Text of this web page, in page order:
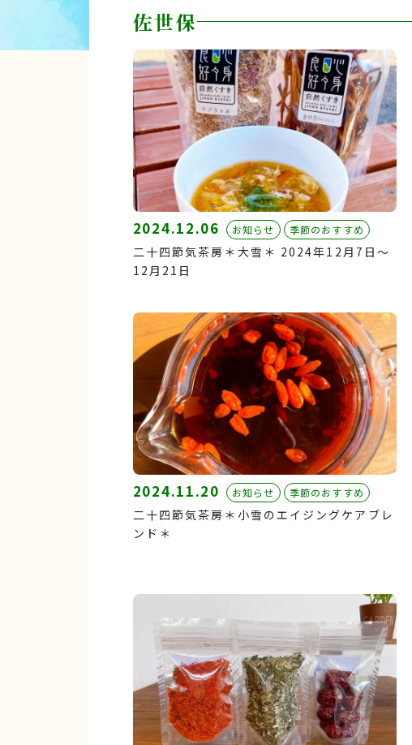
佐世保
2024.12.06 お知らせ 季節のおすすめ
二十四節気茶房＊大雪＊ 2024年12月7日〜
12月21日
2024.11.20 お知らせ 季節のおすすめ
二十四節気茶房＊小雪のエイジングケアブレ
ンド＊